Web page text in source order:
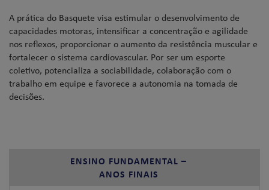
A prática do Basquete visa estimular o desenvolvimento de
capacidades motoras, intensificar a concentração e agilidade
nos reflexos, proporcionar o aumento da resistência muscular e
fortalecer o sistema cardiovascular. Por ser um esporte
coletivo, potencializa a sociabilidade, colaboração com o
trabalho em equipe e favorece a autonomia na tomada de
decisões.
ENSINO FUNDAMENTAL –
ANOS FINAIS